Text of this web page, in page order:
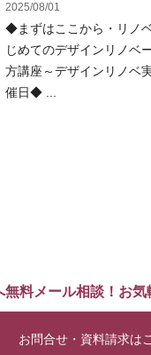
2025/08/01
◆まずはここから・リノ
じめてのデザインリノベ
方講座～デザインリノベ
催日◆ ...
無料メール相談！お気
お問合せ・資料請求は